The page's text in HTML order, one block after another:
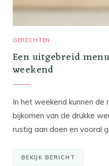
GERECHTEN
Een uitgebreid
weekend
In het weekend kunnen de
bijkomen van de drukke
rustig aan doen en vooral
BEKIJK BERICHT